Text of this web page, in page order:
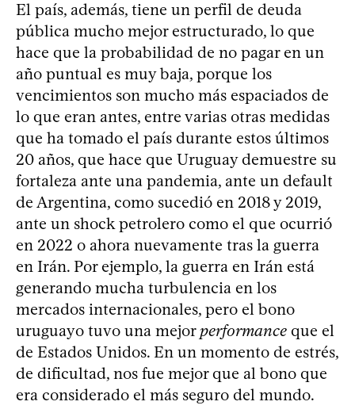
El país, además, tiene un perfil de deuda
pública mucho mejor estructurado, lo que
hace que la probabilidad de no pagar en un
año puntual es muy baja, porque los
vencimientos son mucho más espaciados de
lo que eran antes, entre varias otras medidas
que ha tomado el país durante estos últimos
20 años, que hace que Uruguay demuestre su
fortaleza ante una pandemia, ante un default
de Argentina, como sucedió en 2018 y 2019,
ante un shock petrolero como el que ocurrió
en 2022 o ahora nuevamente tras la guerra
en Irán. Por ejemplo, la guerra en Irán está
generando mucha turbulencia en los
mercados internacionales, pero el bono
uruguayo tuvo una mejorperformance que el
de Estados Unidos. En un momento de estrés,
de dificultad, nos fue mejor que al bono que
era considerado el más seguro del mundo.